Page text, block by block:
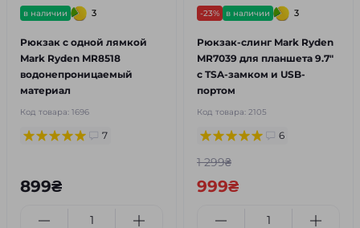
в наличии 3
Рюкзак с одной лямкой
Mark Ryden MR8518
водонепроницаемый
материал
Код товара: 1696
7
899₴
-23% в наличии 3
Рюкзак-слинг Mark Ryden
MR7039 для планшета 9.7"
с TSA-замком и USB-
портом
Код товара: 2105
6
1 299₴
999₴